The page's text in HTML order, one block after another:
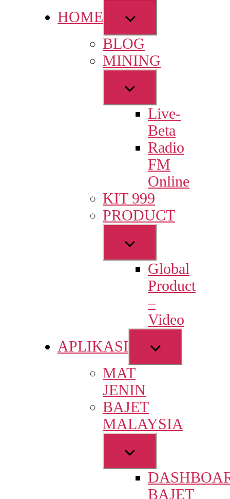
HOME
Show
sub
menu
BLOG
MINING
Show
sub
menuLive-
Beta
Radio
FM
Online
KIT 999
PRODUCT
Show
sub
menuGlobal
Product
–
Video
APLIKASI
Show
sub
MAT
JENIN
BAJET
MALAYSIA
Show
sub
menu
BAJET